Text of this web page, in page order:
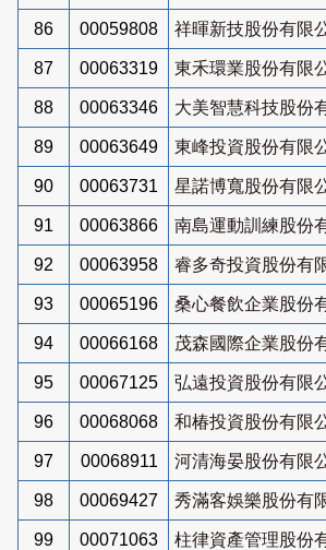
86 00059808 祥暉新技股份有限
87 00063319 東禾環業股份有限
88 00063346 大美智慧科技股份
89 00063649 東峰投資股份有限
90 00063731 星諾博寬股份有限
91 00063866 南島運動訓練股份
92 00063958 睿多奇投資股份有
93 00065196 桑心餐飲企業股份
94 00066168 茂森國際企業股份
95 00067125 弘遠投資股份有限
96 00068068 和椿投資股份有限
97 00068911 河清海晏股份有限
98 00069427 秀滿客娛樂股份有
99 00071063 柱律資產管理股份